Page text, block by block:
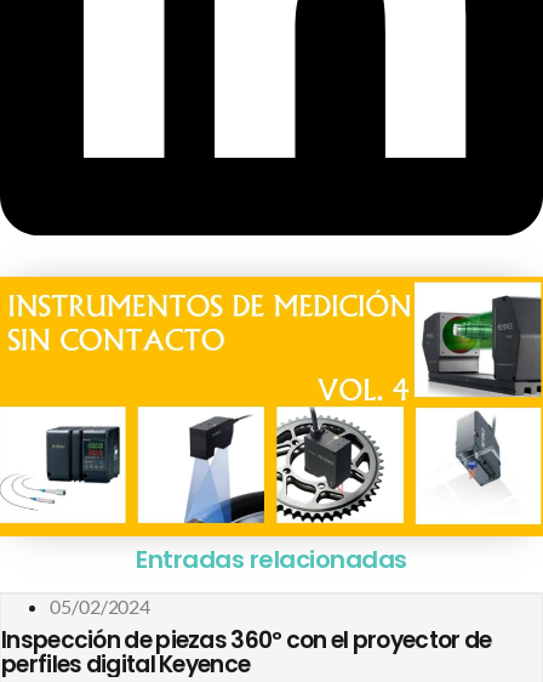
Entradas relacionadas
05/02/2024
Inspección de piezas 360º con el proyector de
perfiles digital Keyence